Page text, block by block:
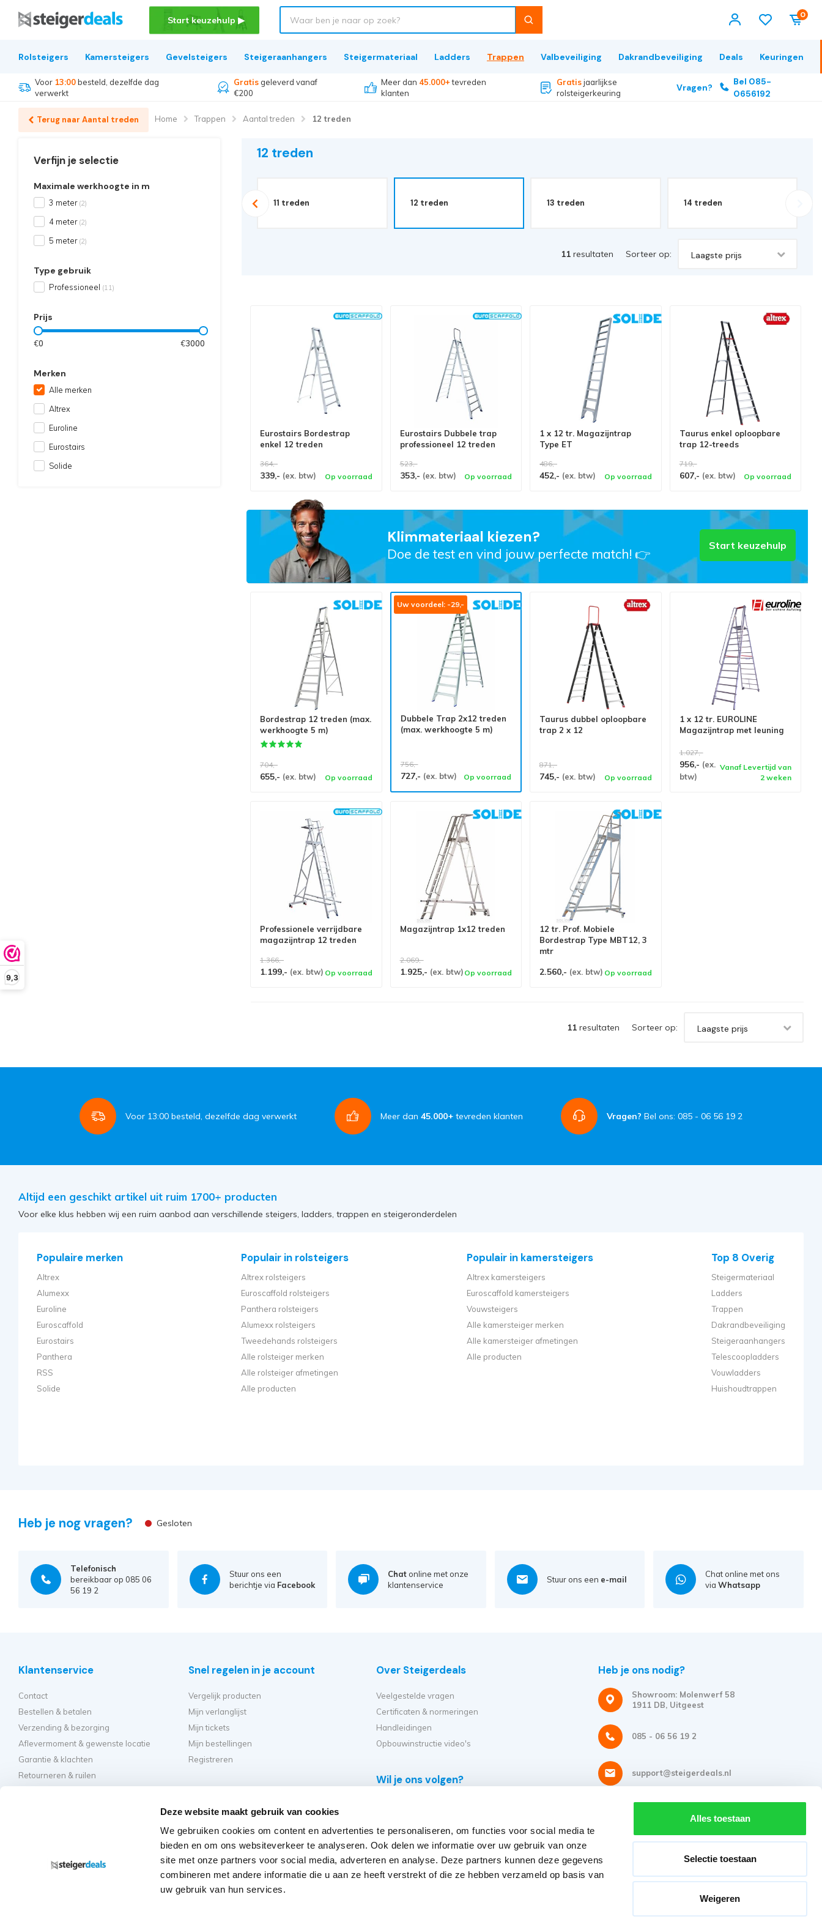
Deze website maakt gebruik van cookies
We gebruiken cookies om content en advertenties te personaliseren, om functies voor social media te
bieden en om ons websiteverkeer te analyseren. Ook delen we informatie over uw gebruik van onze
site met onze partners voor social media, adverteren en analyse. Deze partners kunnen deze gegevens
combineren met andere informatie die u aan ze heeft verstrekt of die ze hebben verzameld op basis van
uw gebruik van hun services.
Alles toestaan
Selectie toestaan
Weigeren
9,3
Start keuzehulp ▶ 0
Rolsteigers Kamersteigers Gevelsteigers Steigeraanhangers Steigermateriaal Ladders Trappen Valbeveiliging Dakrandbeveiliging Deals Keuringen
Voor 13:00besteld, dezelfde dag
verwerkt
Gratis geleverd vanaf
€200
Meer dan 45.000+tevreden
klanten
Gratisjaarlijkse
rolsteigerkeuring
Vragen?
Bel 085-
0656192
Terug naar Aantal treden Home Trappen Aantal treden 12 treden
Verfijn je selectie
Maximale werkhoogte in m
3 meter (2)
4 meter (2)
5 meter (2)
Type gebruik
Professioneel (11)
Prijs
€0 €3000
Merken
Alle merken
Altrex
Euroline
Eurostairs
Solide
12 treden
11 treden 12 treden 13 treden 14 treden
11 resultaten Sorteer op: Laagste prijs
Eurostairs Bordestrap
enkel 12 treden
364,-
339,- (ex. btw) Op voorraad
Eurostairs Dubbele trap
professioneel 12 treden
523,-
353,- (ex. btw) Op voorraad
1 x 12 tr. Magazijntrap
Type ET
486,-
452,- (ex. btw) Op voorraad
Taurus enkel oploopbare
trap 12-treeds
719,-
607,- (ex. btw) Op voorraad
Klimmateriaal kiezen?
Doe de test en vind jouw perfecte match! 👉
Start keuzehulp
Bordestrap 12 treden (max.
werkhoogte 5 m)
704,-
655,- (ex. btw) Op voorraad
Uw voordeel: -29,-
Dubbele Trap 2x12 treden
(max. werkhoogte 5 m)
756,-
727,- (ex. btw) Op voorraad
Taurus dubbel oploopbare
trap 2 x 12
871,-
745,- (ex. btw) Op voorraad
1 x 12 tr. EUROLINE
Magazijntrap met leuning
1.027,-
956,- (ex.
btw)
Vanaf Levertijd van
2 weken
Professionele verrijdbare
magazijntrap 12 treden
1.366,-
1.199,- (ex. btw) Op voorraad
Magazijntrap 1x12 treden
2.069,-
1.925,- (ex. btw) Op voorraad
12 tr. Prof. Mobiele
Bordestrap Type MBT12, 3
mtr
2.560,- (ex. btw) Op voorraad
11 resultaten Sorteer op: Laagste prijs
Voor 13:00 besteld, dezelfde dag verwerkt Meer dan 45.000+ tevreden klanten Vragen? Bel ons: 085 - 06 56 19 2
Altijd een geschikt artikel uit ruim 1700+ producten
Voor elke klus hebben wij een ruim aanbod aan verschillende steigers, ladders, trappen en steigeronderdelen
Populaire merken
Altrex
Alumexx
Euroline
Euroscaffold
Eurostairs
Panthera
RSS
Solide
Populair in rolsteigers
Altrex rolsteigers
Euroscaffold rolsteigers
Panthera rolsteigers
Alumexx rolsteigers
Tweedehands rolsteigers
Alle rolsteiger merken
Alle rolsteiger afmetingen
Alle producten
Populair in kamersteigers
Altrex kamersteigers
Euroscaffold kamersteigers
Vouwsteigers
Alle kamersteiger merken
Alle kamersteiger afmetingen
Alle producten
Top 8 Overig
Steigermateriaal
Ladders
Trappen
Dakrandbeveiliging
Steigeraanhangers
Telescoopladders
Vouwladders
Huishoudtrappen
Heb je nog vragen? Gesloten
Telefonisch
bereikbaar op 085 06
56 19 2
Stuur ons een
berichtje via Facebook
Chat online met onze
klantenservice
Stuur ons een e-mail
Chat online met ons
viaWhatsapp
Klantenservice
Contact
Bestellen & betalen
Verzending & bezorging
Aflevermoment & gewenste locatie
Garantie & klachten
Retourneren & ruilen
Snel regelen in je account
Vergelijk producten
Mijn verlanglijst
Mijn tickets
Mijn bestellingen
Registreren
Welke kamersteiger moet ik kopen?
Hoe moet ik mijn rolsteiger verplaatsen?
Veelgestelde vragen - steigers
Over Steigerdeals
Veelgestelde vragen
Certificaten & normeringen
Handleidingen
Opbouwinstructie video's
Wil je ons volgen?
Heb je ons nodig?
Showroom: Molenwerf 58
1911 DB, Uitgeest
085 - 06 56 19 2
support@steigerdeals.nl
Meld je aan voor onze nieuwsbrief
Ontvang de beste aanbiedingen en persoonlijk advies.